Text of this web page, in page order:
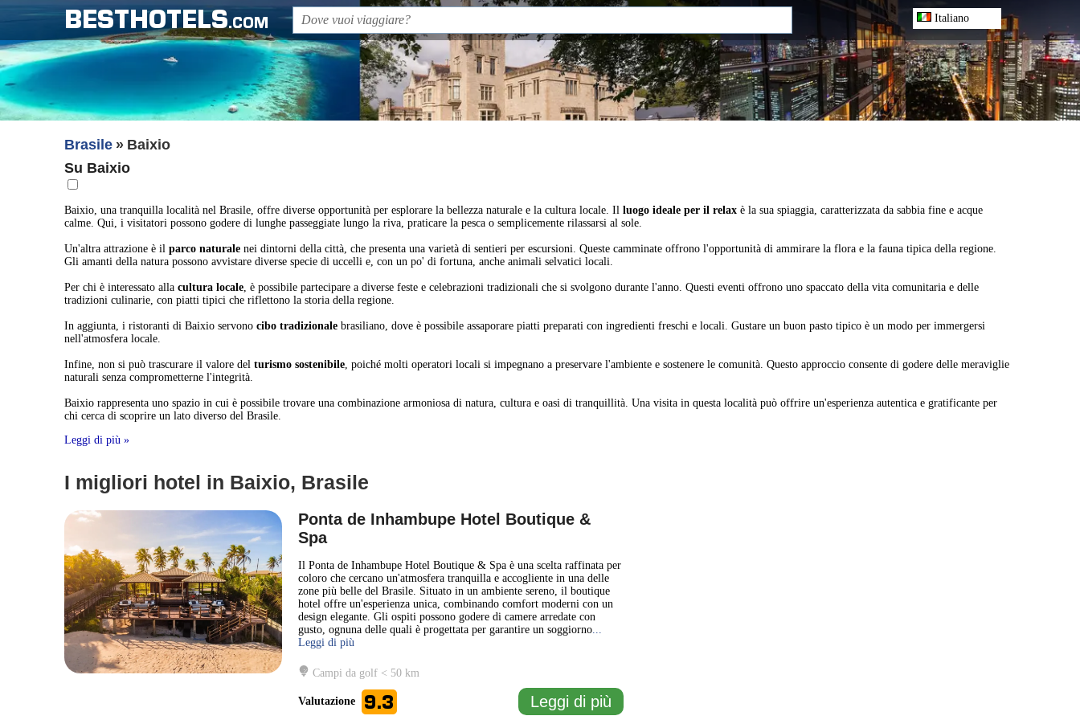
BESTHOTELS.COM Italiano
Brasile
Baixio
Su Baixio
Baixio, una tranquilla località nel Brasile, offre diverse opportunità per esplorare la bellezza naturale e la cultura locale. Illuogo ideale per il relax è la sua spiaggia, caratterizzata da sabbia fine e acque
calme. Qui, i visitatori possono godere di lunghe passeggiate lungo la riva, praticare la pesca o semplicemente rilassarsi al sole.
Un'altra attrazione è ilparco naturale nei dintorni della città, che presenta una varietà di sentieri per escursioni. Queste camminate offrono l'opportunità di ammirare la flora e la fauna tipica della regione.
Gli amanti della natura possono avvistare diverse specie di uccelli e, con un po' di fortuna, anche animali selvatici locali.
Per chi è interessato allacultura locale, è possibile partecipare a diverse feste e celebrazioni tradizionali che si svolgono durante l'anno. Questi eventi offrono uno spaccato della vita comunitaria e delle
tradizioni culinarie, con piatti tipici che riflettono la storia della regione.
In aggiunta, i ristoranti di Baixio servonocibo tradizionale brasiliano, dove è possibile assaporare piatti preparati con ingredienti freschi e locali. Gustare un buon pasto tipico è un modo per immergersi
nell'atmosfera locale.
Infine, non si può trascurare il valore delturismo sostenibile, poiché molti operatori locali si impegnano a preservare l'ambiente e sostenere le comunità. Questo approccio consente di godere delle meraviglie
naturali senza comprometterne l'integrità.
Baixio rappresenta uno spazio in cui è possibile trovare una combinazione armoniosa di natura, cultura e oasi di tranquillità. Una visita in questa località può offrire un'esperienza autentica e gratificante per
chi cerca di scoprire un lato diverso del Brasile.
Leggi di più »
I migliori hotel in Baixio, Brasile
Ponta de Inhambupe Hotel Boutique &
Spa
Il Ponta de Inhambupe Hotel Boutique & Spa è una scelta raffinata per
coloro che cercano un'atmosfera tranquilla e accogliente in una delle
zone più belle del Brasile. Situato in un ambiente sereno, il boutique
hotel offre un'esperienza unica, combinando comfort moderni con un
design elegante. Gli ospiti possono godere di camere arredate con
gusto, ognuna delle quali è progettata per garantire un soggiorno...
Leggi di più
Campi da golf < 50 km
Valutazione 9.3 Leggi di più